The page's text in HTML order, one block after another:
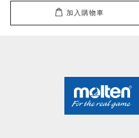
加入購物車